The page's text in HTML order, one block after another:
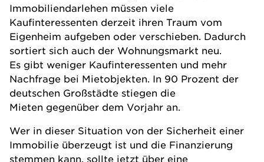
Immobiliendarlehen müssen viele
Kaufinteressenten derzeit ihren Traum vom
Eigenheim aufgeben oder verschieben. Dadurch
sortiert sich auch der Wohnungsmarkt neu.
Es gibt weniger Kaufinteressenten und mehr
Nachfrage bei Mietobjekten. In 90 Prozent der
deutschen Großstädte stiegen die
Mieten gegenüber dem Vorjahr an.
Wer in dieser Situation von der Sicherheit einer
Immobilie überzeugt ist und die Finanzierung
stemmen kann, sollte jetzt über eine